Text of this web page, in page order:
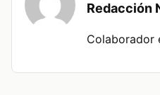
Redacción
Colaborador